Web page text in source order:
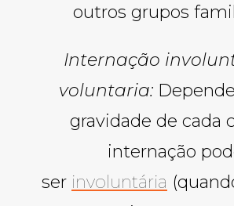
outros grupos
Internação
voluntaria:
gravidade de cada
internação
ser involuntária